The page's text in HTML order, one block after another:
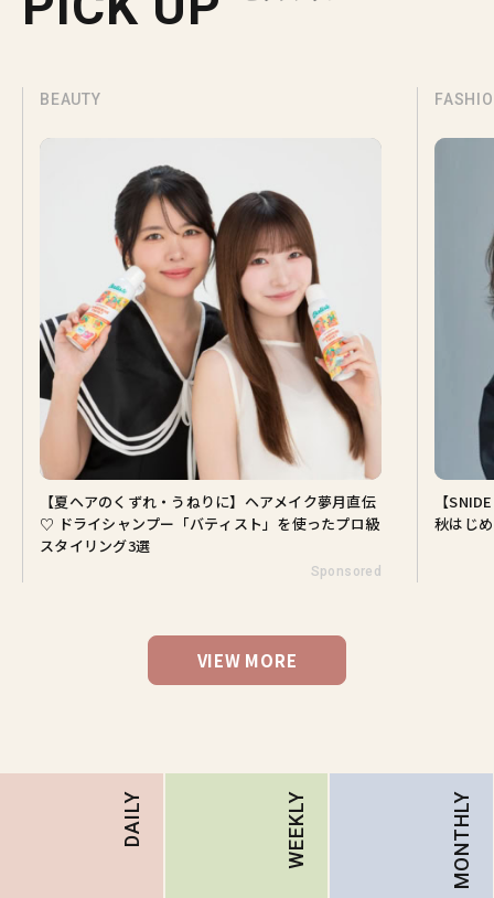
BEAUTY
【夏ヘアのくずれ・うねりに】ヘアメイク夢月直伝
♡ ドライシャンプー「バティスト」を使ったプロ級
スタイリング3選
Sponsored
【
秋はじ
VIEW MORE
DAILY WEEKLY MONTHLY